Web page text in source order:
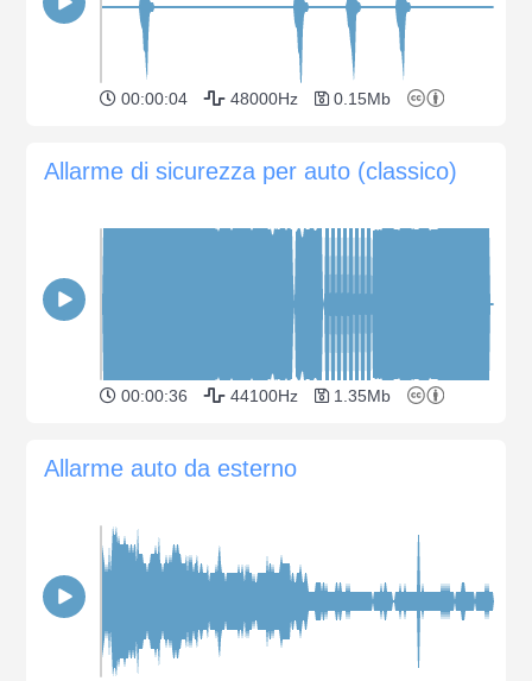
00:00:04 48000Hz 0.15Mb
Allarme di sicurezza per auto (classico)
00:00:36 44100Hz 1.35Mb
Allarme auto da esterno